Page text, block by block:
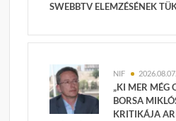
SWEBBTV ELEMZÉSÉNEK
NIF 2026.08.07.
„KI MER MÉG
BORSA
KRITIKÁJA